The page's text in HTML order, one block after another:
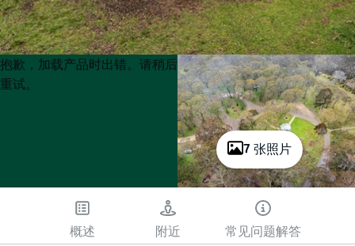
7 张照片
Product
List
Product
List
抱歉，加载产品时出错。请稍后
重试。
概述 附近 常见问题解答